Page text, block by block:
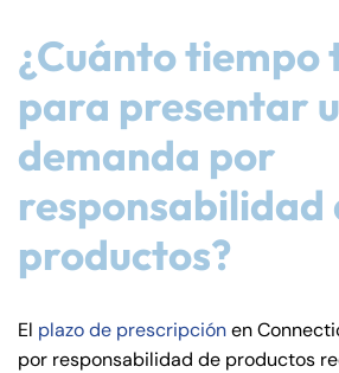
¿Cuánto tiempo
para presentar
demanda por
responsabilidad
productos?
El plazo de prescripciónen
por responsabilidad de productos